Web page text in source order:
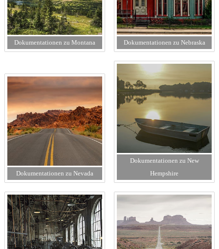
Dokumentationen zu Montana Dokumentationen zu Nebraska
Dokumentationen zu Nevada
Dokumentationen zu New
Hempshire